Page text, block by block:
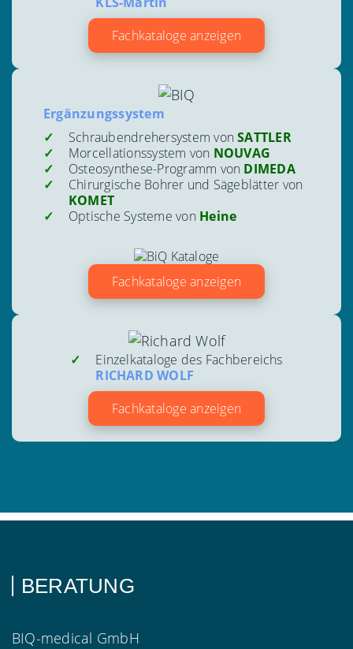
Fachkataloge anzeigen
Ergänzungssystem
Schraubendrehersystem vonSATTLER
Morcellationssystem von NOUVAG
Osteosynthese-Programm von DIMEDA
Chirurgische Bohrer und Sägeblätter von
KOMET
Optische Systeme von Heine
Fachkataloge anzeigen
Einzelkataloge des Fachbereichs
RICHARD WOLF
Fachkataloge anzeigen
BERATUNG
BIQ-medical GmbH